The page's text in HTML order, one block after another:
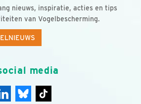
nieuws, inspiratie, acties en tips
van Vogelbescherming.
media